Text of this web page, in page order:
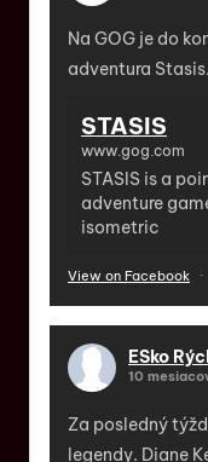
Na GOG je do
adventura Stasis.
STASIS
www.gog.com
STASIS is a
adventure
isometric
View on Facebook ·
ESko
10
Za posledný
legendy. Diane